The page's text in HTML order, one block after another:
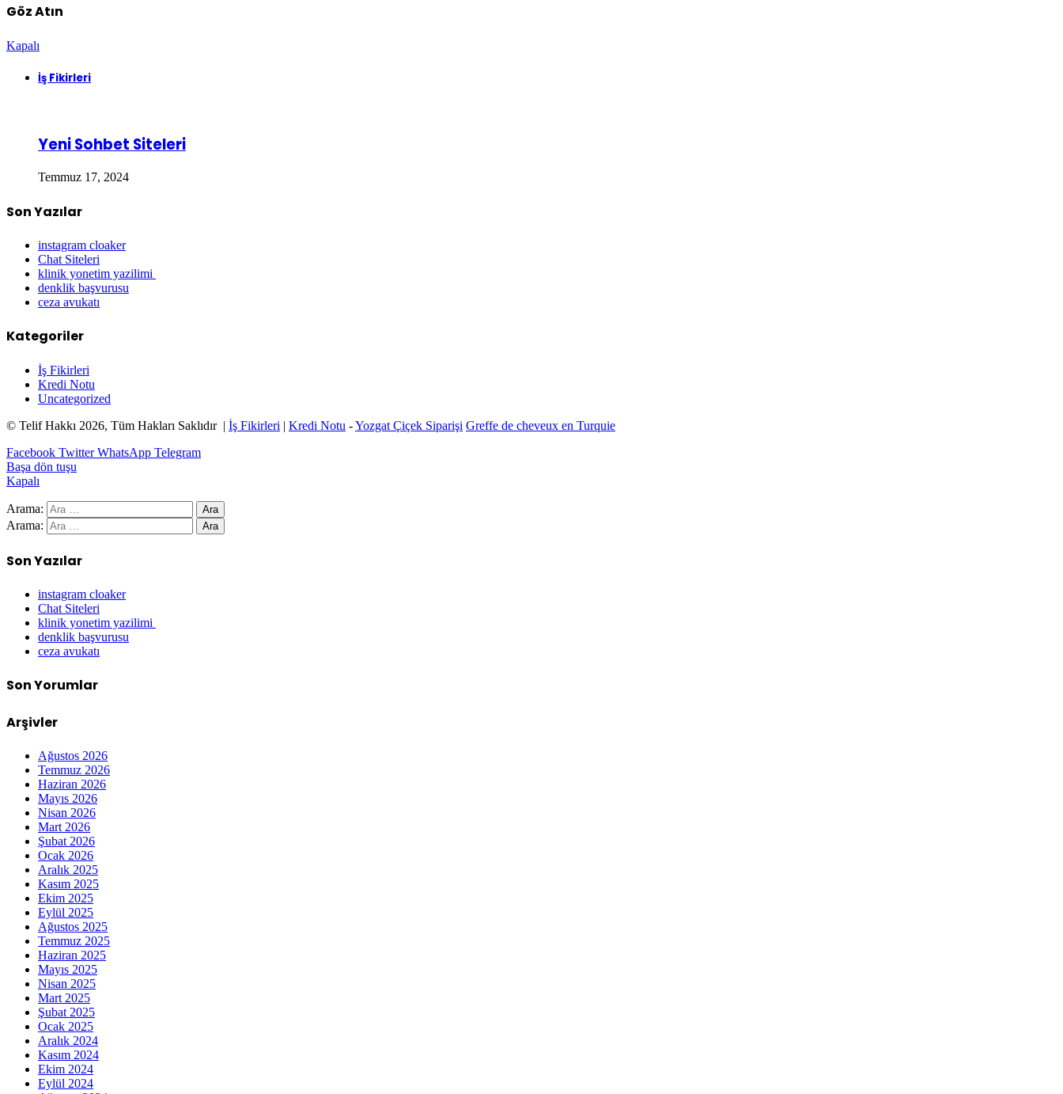
Göz Atın
Kapalı
İş Fikirleri
Yeni Sohbet Siteleri
Temmuz 17, 2024
Son Yazılar
instagram cloaker
Chat Siteleri
klinik yonetim yazilimi
denklik başvurusu
ceza avukatı
Kategoriler
İş Fikirleri
Kredi Notu
Uncategorized
© Telif Hakkı 2026, Tüm Hakları Saklıdır | İş Fikirleri | Kredi Notu -Yozgat Çiçek Siparişi Greffe de cheveux en Turquie
Facebook Twitter WhatsApp Telegram
Başa dön tuşu
Kapalı
Arama:
Arama:
Son Yazılar
instagram cloaker
Chat Siteleri
klinik yonetim yazilimi
denklik başvurusu
ceza avukatı
Son Yorumlar
Arşivler
Ağustos 2026
Temmuz 2026
Haziran 2026
Mayıs 2026
Nisan 2026
Mart 2026
Şubat 2026
Ocak 2026
Aralık 2025
Kasım 2025
Ekim 2025
Eylül 2025
Ağustos 2025
Temmuz 2025
Haziran 2025
Mayıs 2025
Nisan 2025
Mart 2025
Şubat 2025
Ocak 2025
Aralık 2024
Kasım 2024
Ekim 2024
Eylül 2024